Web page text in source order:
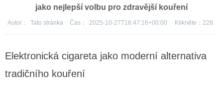
jako nejlepší volbu pro zdravější kouření
Autor： Tato stránka Čas： 2025-10-27T18:47:16+00:00 Klikněte： 228
Elektronická cigareta jako moderní alternativa
tradičního kouření